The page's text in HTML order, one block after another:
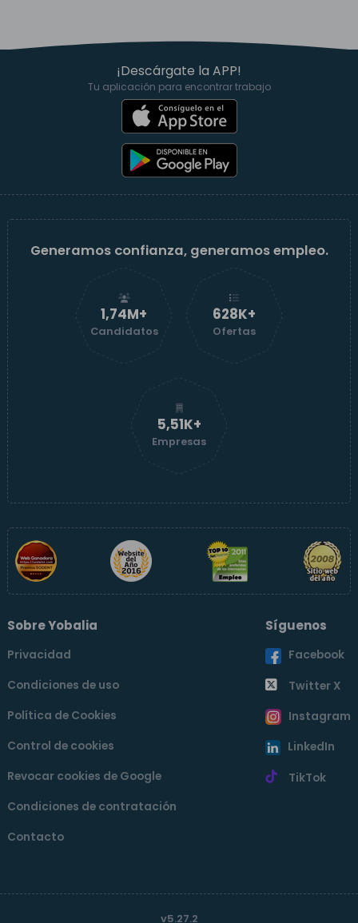
¡Descárgate la APP!
Tu aplicación para encontrar trabajo
Generamos confianza, generamos empleo.
1,74M+
Candidatos
629K+
Ofertas
5,52K+
Empresas
Sobre Yobalia
Privacidad
Condiciones de uso
Política de Cookies
Control de cookies
Revocar cookies de Google
Condiciones de contratación
Contacto
Síguenos
Facebook
Twitter X
Instagram
LinkedIn
TikTok
v5.27.2